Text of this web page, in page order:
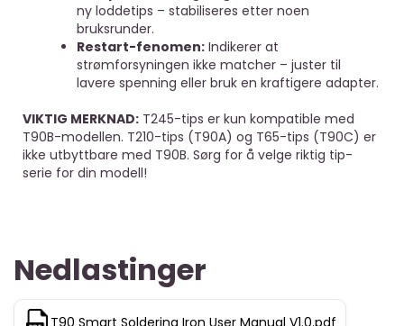
ny loddetips – stabiliseres etter noen
bruksrunder.
Restart-fenomen: Indikerer at
strømforsyningen ikke matcher – juster til
lavere spenning eller bruk en kraftigere adapter.
VIKTIG MERKNAD: T245-tips er kun kompatible med
T90B-modellen. T210-tips (T90A) og T65-tips (T90C) er
ikke utbyttbare med T90B. Sørg for å velge riktig tip-
serie for din modell!
Nedlastinger
T90 Smart Soldering Iron User Manual V1.0.pdf